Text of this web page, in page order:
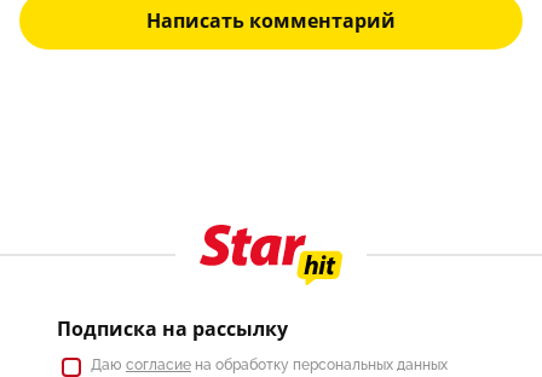
Написать комментарий
Подписка на рассылку
Даю согласие на обработку персональных данных